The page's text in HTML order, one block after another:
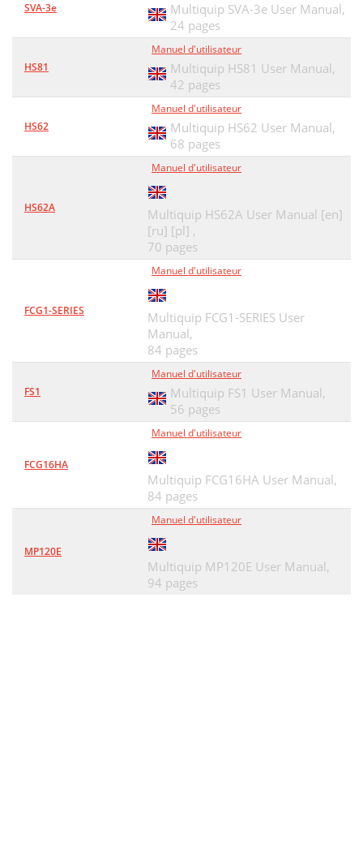
SVA-3e
Multiquip SVA-3e User Manual,
24 pages
HS81
Manuel d'utilisateur
Multiquip HS81 User Manual,
42 pages
HS62
Manuel d'utilisateur
Multiquip HS62 User Manual,
68 pages
HS62A
Manuel d'utilisateur
Multiquip HS62A User Manual [en]
[ru] [pl] ,
70 pages
FCG1-SERIES
Manuel d'utilisateur
Multiquip FCG1-SERIES User
Manual,
84 pages
FS1
Manuel d'utilisateur
Multiquip FS1 User Manual,
56 pages
FCG16HA
Manuel d'utilisateur
Multiquip FCG16HA User Manual,
84 pages
MP120E
Manuel d'utilisateur
Multiquip MP120E User Manual,
94 pages